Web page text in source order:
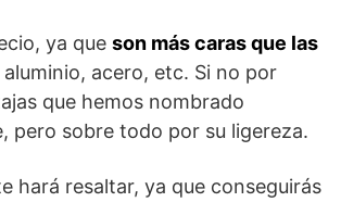
ya que son más caras que las
aluminio, acero, etc. Si no por
que hemos nombrado
pero sobre todo por su ligereza.
hará resaltar, ya que conseguirás